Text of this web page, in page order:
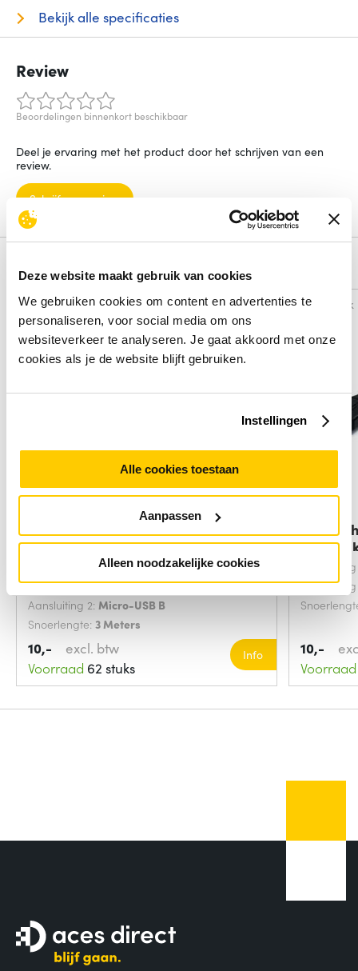
Deze website maakt gebruik van cookies
We gebruiken cookies om content en advertenties te
personaliseren, voor social media om ons
websiteverkeer te analyseren. Je gaat akkoord met onze
cookies als je de website blijft gebruiken.
Instellingen
Alle cookies toestaan
Aanpassen
Alleen noodzakelijke cookies
Bekijk alle specificaties
Review
Beoordelingen binnenkort beschikbaar
Deel je ervaring met het product door het schrijven van een
review.
Schrijf een review
Alternatieven
Vergelijk
Microconnect USBABMICRO3G
USB-kabel USB
USB 2.0
Aansluiting 1:USB A
Aansluiting 2: Micro-USB B
Snoerlengte: 3 Meters
10,-
excl. btw
Voorraad 62 stuks
Info
Vergelijk
10,-
Voorraad